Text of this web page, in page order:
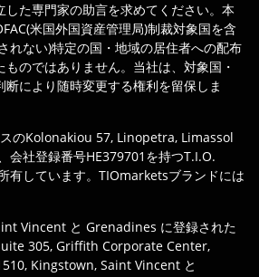
した専門家の助言を求めてください。本
米国外国資産管理局)制裁対象国を含
れない)特定の国・地域の居住者への配布
のではありません。当社は、対象国・
により随時変更する権利を留保しま
のKolonakiou 57, Linopetra, Limassol
会社登録番号HE379701を持つT.I.O.
しています。TIOmarketsブランドには
Vincent と Grenadines に登録された
305, Griffith Corporate Center,
Kingstown, Saint Vincent と